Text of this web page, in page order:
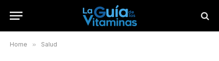
Home » Salud